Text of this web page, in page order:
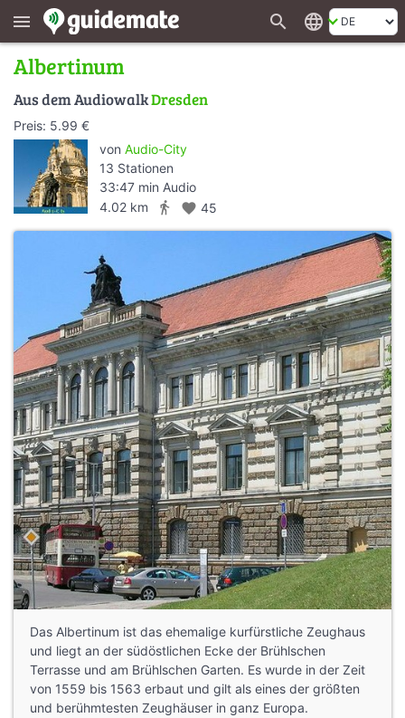
menu search language
Albertinum
Aus dem AudiowalkDresden
Preis: 5.99 €
von Audio-City
13 Stationen
33:47 min Audio
4.02 km
directions_walk favorite 45
Das Albertinum ist das ehemalige kurfürstliche Zeughaus
und liegt an der südöstlichen Ecke der Brühlschen
Terrasse und am Brühlschen Garten. Es wurde in der Zeit
von 1559 bis 1563 erbaut und gilt als eines der größten
und berühmtesten Zeughäuser in ganz Europa.